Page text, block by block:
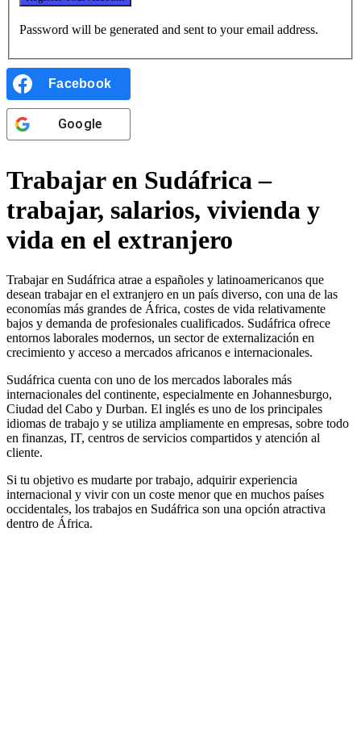
Password will be generated and sent to your email address.
Facebook
Google
Trabajar en Sudáfrica –
trabajar, salarios, vivienda y
vida en el extranjero
Trabajar en Sudáfrica atrae a españoles y latinoamericanos que
desean trabajar en el extranjero en un país diverso, con una de las
economías más grandes de África, costes de vida relativamente
bajos y demanda de profesionales cualificados. Sudáfrica ofrece
entornos laborales modernos, un sector de externalización en
crecimiento y acceso a mercados africanos e internacionales.
Sudáfrica cuenta con uno de los mercados laborales más
internacionales del continente, especialmente en Johannesburgo,
Ciudad del Cabo y Durban. El inglés es uno de los principales
idiomas de trabajo y se utiliza ampliamente en empresas, sobre todo
en finanzas, IT, centros de servicios compartidos y atención al
cliente.
Si tu objetivo es mudarte por trabajo, adquirir experiencia
internacional y vivir con un coste menor que en muchos países
occidentales, los trabajos en Sudáfrica son una opción atractiva
dentro de África.